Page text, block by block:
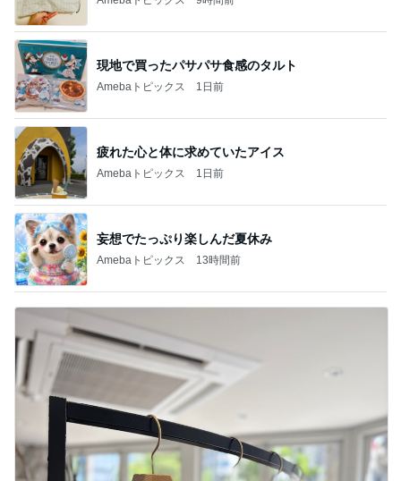
現地で買ったパサパサ食感のタルト
Amebaトピックス 1日前
疲れた心と体に求めていたアイス
Amebaトピックス 1日前
妄想でたっぷり楽しんだ夏休み
Amebaトピックス 13時間前